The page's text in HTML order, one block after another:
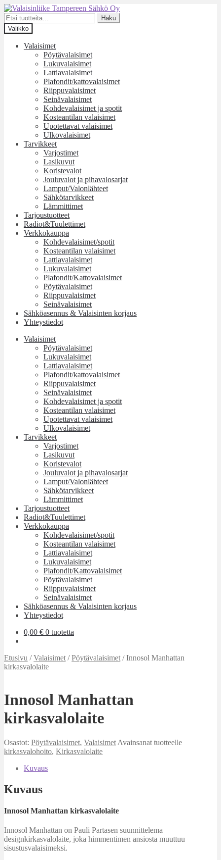
Siirry
navigointiin
Siirry
sisältöön
Etsi:
Haku
Valikko
Valaisimet
Pöytävalaisimet
Lukuvalaisimet
Lattiavalaisimet
Plafondit/kattovalaisimet
Riippuvalaisimet
Seinävalaisimet
Kohdevalaisimet ja spotit
Kosteantilan valaisimet
Upotettavat valaisimet
Ulkovalaisimet
Tarvikkeet
Varjostimet
Lasikuvut
Koristevalot
Jouluvalot ja pihavalosarjat
Lamput/Valonlähteet
Sähkötarvikkeet
Lämmittimet
Tarjoustuotteet
Radiot&Tuulettimet
Verkkokauppa
Kohdevalaisimet/spotit
Kosteantilan valaisimet
Lattiavalaisimet
Lukuvalaisimet
Plafondit/Kattovalaisimet
Pöytävalaisimet
Riippuvalaisimet
Seinävalaisimet
Sähköasennus & Valaisinten korjaus
Yhteystiedot
Valaisimet
Pöytävalaisimet
Lukuvalaisimet
Lattiavalaisimet
Plafondit/kattovalaisimet
Riippuvalaisimet
Seinävalaisimet
Kohdevalaisimet ja spotit
Kosteantilan valaisimet
Upotettavat valaisimet
Ulkovalaisimet
Tarvikkeet
Varjostimet
Lasikuvut
Koristevalot
Jouluvalot ja pihavalosarjat
Lamput/Valonlähteet
Sähkötarvikkeet
Lämmittimet
Tarjoustuotteet
Radiot&Tuulettimet
Verkkokauppa
Kohdevalaisimet/spotit
Kosteantilan valaisimet
Lattiavalaisimet
Lukuvalaisimet
Plafondit/Kattovalaisimet
Pöytävalaisimet
Riippuvalaisimet
Seinävalaisimet
Sähköasennus & Valaisinten korjaus
Yhteystiedot
0,00 € 0 tuotetta
Etusivu /Valaisimet /Pöytävalaisimet /Innosol Manhattan
kirkasvalolaite
Innosol Manhattan
kirkasvalolaite
Osastot: Pöytävalaisimet, Valaisimet Avainsanat tuotteelle
kirkasvalohoito, Kirkasvalolaite
Kuvaus
Kuvaus
Innosol Manhattan kirkasvalolaite
Innosol Manhattan on Pauli Partasen suunnittelema
designkirkasvalolaite, joka himmentimen ansiosta muuttuu
sisustusvalaisimeksi.